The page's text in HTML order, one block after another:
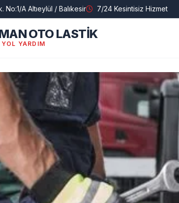
No:1/A Altıeylül / Balıkesir 7/24 Kesintisiz Hizmet
OTO LASTİK
YARDIM